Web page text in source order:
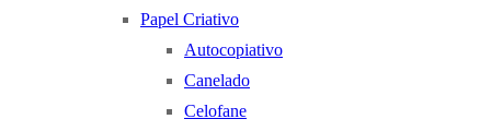
Papel Criativo
Autocopiativo
Canelado
Celofane